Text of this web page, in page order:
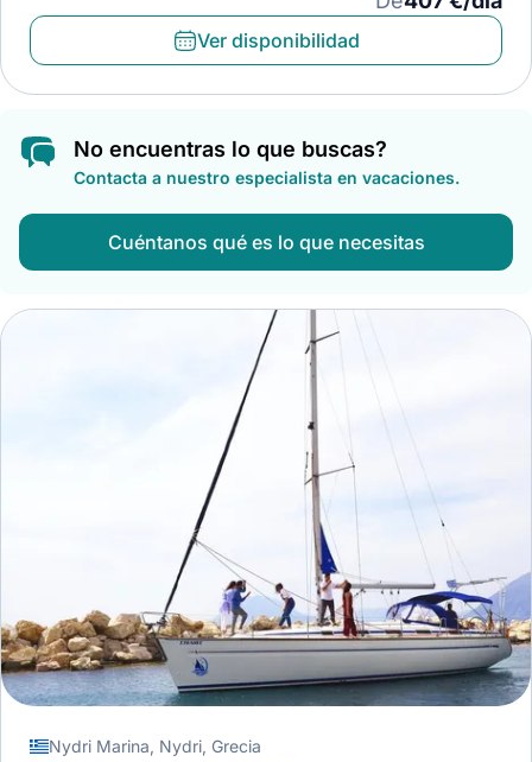
Ver disponibilidad
No encuentras lo que buscas?
Contacta a nuestro especialista en vacaciones.
Cuéntanos qué es lo que necesitas
Nydri Marina, Nydri, Grecia